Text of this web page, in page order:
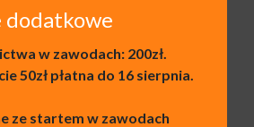
dodatkowe
w zawodach: 200zł.
50zł płatna do 16 sierpnia.
ze startem w zawodach